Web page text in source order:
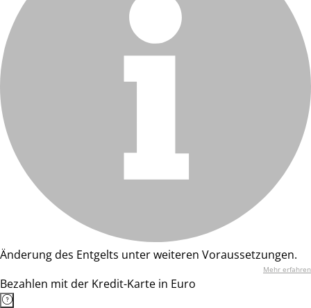
Änderung des Entgelts unter weiteren Voraussetzungen.
Mehr erfahren
Bezahlen mit der Kredit-Karte in Euro